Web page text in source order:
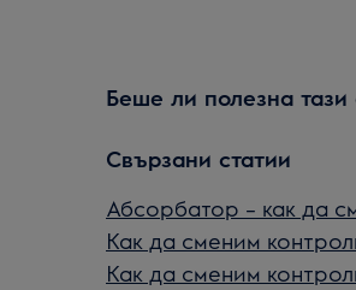
Беше ли полезна тази
Свързани статии
Абсорбатор – как да
Как да сменим
Как да сменим